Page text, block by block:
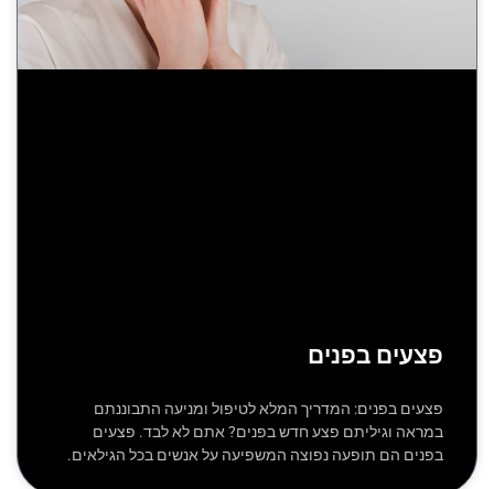
פצעים בפנים
פצעים בפנים: המדריך המלא לטיפול ומניעה התבוננתם
במראה וגיליתם פצע חדש בפנים? אתם לא לבד. פצעים
בפנים הם תופעה נפוצה המשפיעה על אנשים בכל הגילאים.